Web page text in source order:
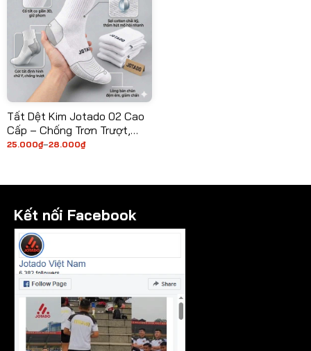
Tất Dệt Kim Jotado 02 Cao
Cấp – Chống Trơn Trượt,
Thấm Hút Mồ Hôi, Bảo Vệ Cổ
25.000₫–28.000₫
Khoảng
Kết nối Facebook